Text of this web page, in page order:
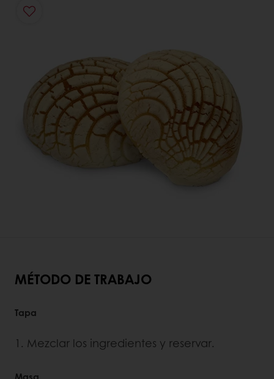
MÉTODO DE TRABAJO
Tapa
1. Mezclar los ingredientes y reservar.